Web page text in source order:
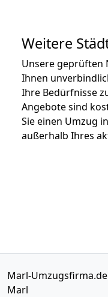
Weitere
Unsere geprüften
Ihnen
Ihre Bedürfnisse
Angebote sind
Sie einen Umzug
außerhalb Ihres
Marl-Umzugsfirma.de
Marl